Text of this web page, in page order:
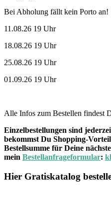
Bei Abholung fällt kein Porto an!
11.08.26 19 Uhr
18.08.26 19 Uhr
25.08.26 19 Uhr
01.09.26 19 Uhr
Alle Infos zum Bestellen findest
Einzelbestellungen sind
bekommst Du Shopping-
Bestellsumme für Deine
mein Bestellanfrageformular:
Hier Gratiskatalog